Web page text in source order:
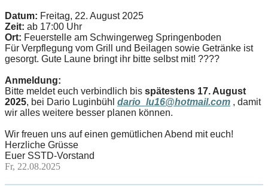
Datum: Freitag, 22. August 2025
Zeit: ab 17:00 Uhr
Ort: Feuerstelle am Schwingerweg Springenboden
Für Verpflegung vom Grill und Beilagen sowie Getränke ist
gesorgt. Gute Laune bringt ihr bitte selbst mit! ????
Anmeldung:
Bitte meldet euch verbindlich bis spätestens 17. August
2025, bei Dario Luginbühl dario_lu16@hotmail.com , damit
wir alles weitere besser planen können.
Wir freuen uns auf einen gemütlichen Abend mit euch!
Herzliche Grüsse
Euer SSTD-Vorstand
Fr, 22.08.2025